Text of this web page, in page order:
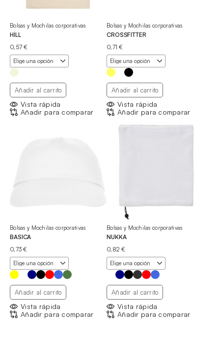
Bolsas y Mochilas corporativas
HILL
0,57€
Añadir al carrito
Vista rápida
Añadir para comparar
Bolsas y Mochilas corporativas
CROSSFITTER
0,71€
Añadir al carrito
Vista rápida
Añadir para comparar
Bolsas y Mochilas corporativas
BASICA
0,73€
Añadir al carrito
Vista rápida
Añadir para comparar
Bolsas y Mochilas corporativas
NUKKA
0,82€
Añadir al carrito
Vista rápida
Añadir para comparar